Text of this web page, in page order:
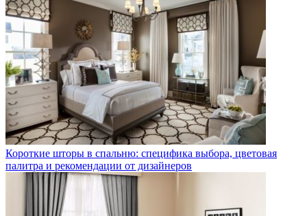
Короткие шторы в спальню: специфика выбора, цветовая
палитра и рекомендации от дизайнеров